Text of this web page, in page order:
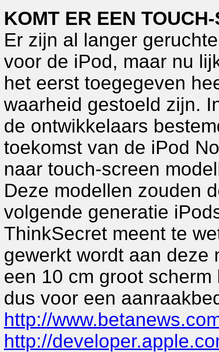
KOMT ER EEN
Er zijn al langer
voor de iPod, maar nu
het eerst toegegeven
waarheid gestoeld zijn.
de ontwikkelaars
toekomst van de iPod
naar touch-screen
Deze modellen zouden
volgende generatie
ThinkSecret meent te
gewerkt wordt aan deze
een 10 cm groot
dus voor een
http://
http://